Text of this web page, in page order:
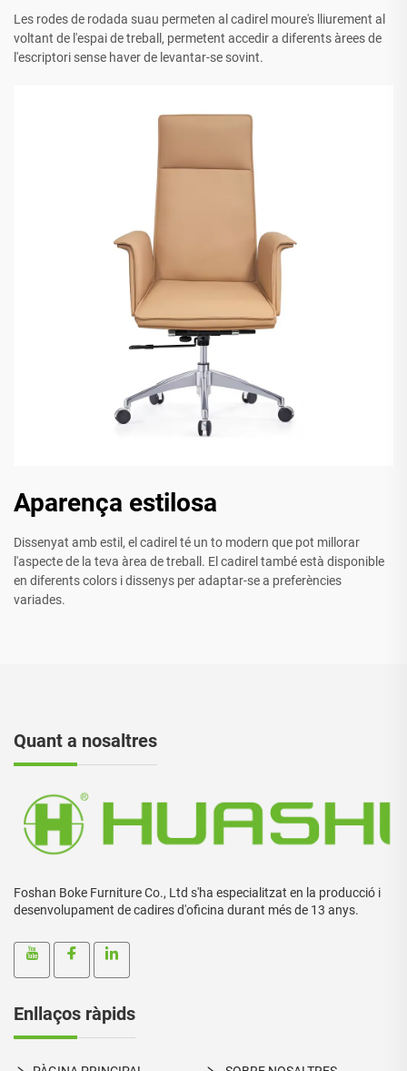
Les rodes de rodada suau permeten al cadirel moure's lliurement al
voltant de l'espai de treball, permetent accedir a diferents àrees de
l'escriptori sense haver de levantar-se sovint.
Aparença estilosa
Dissenyat amb estil, el cadirel té un to modern que pot millorar
l'aspecte de la teva àrea de treball. El cadirel també està disponible
en diferents colors i dissenys per adaptar-se a preferències
variades.
Quant a nosaltres
Foshan Boke Furniture Co., Ltd s'ha especialitzat en la producció i
desenvolupament de cadires d'oficina durant més de 13 anys.
Enllaços ràpids